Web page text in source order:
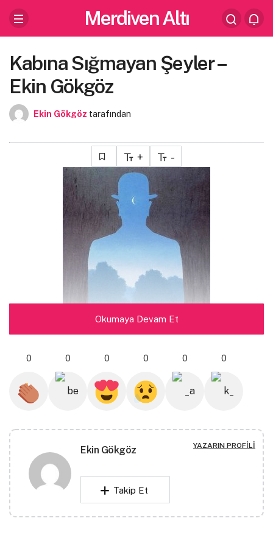
Merdiven Altı
Kabına Sığmayan Şeyler –
Ekin Gökgöz
Ekin Gökgöz tarafından
+ -
Run to the rescue with love
And peace will follow
River Phoenix
Okumaya Devam Et
0 0 0 0 0 0
Ekin Gökgöz YAZARIN PROFILI
Takip Et